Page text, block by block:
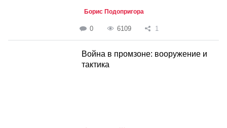
Борис Подопригора
0 6109 1
Война в промзоне: вооружение и
тактика